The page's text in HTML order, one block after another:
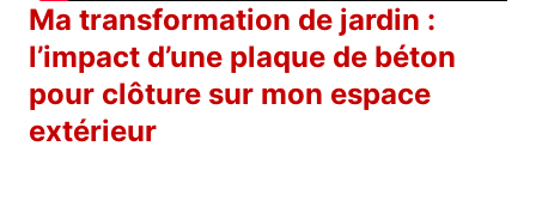
Ma transformation de jardin :
l’impact d’une plaque de béton
pour clôture sur mon espace
extérieur